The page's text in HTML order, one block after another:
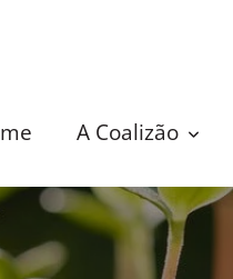
A Coalizão